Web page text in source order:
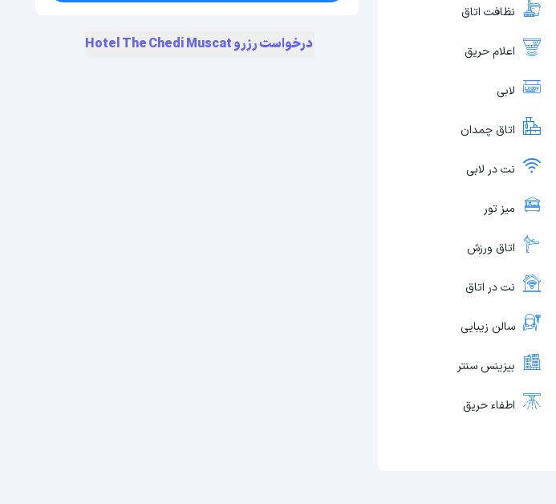
نظافت اتاق
اعلام حریق
لابی
اتاق چمدان
نت در لابی
میز تور
اتاق ورزش
نت در اتاق
سالن زیبایی
بیزینس سنتر
اطفاء حریق
درخواست رزرو Hotel The Chedi Muscat